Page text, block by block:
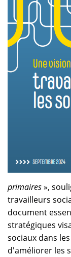
primaires»,
travailleurs
document
stratégiques
sociaux dans
d'améliorer les